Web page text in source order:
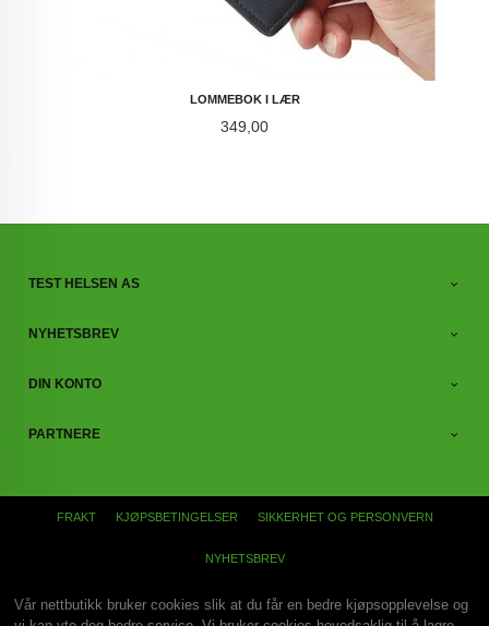
LOMMEBOK I LÆR
Pris
349,00
TEST HELSEN AS
NYHETSBREV
DIN KONTO
PARTNERE
FRAKT KJØPSBETINGELSER SIKKERHET OG PERSONVERN
NYHETSBREV
Vår nettbutikk bruker cookies slik at du får en bedre kjøpsopplevelse og